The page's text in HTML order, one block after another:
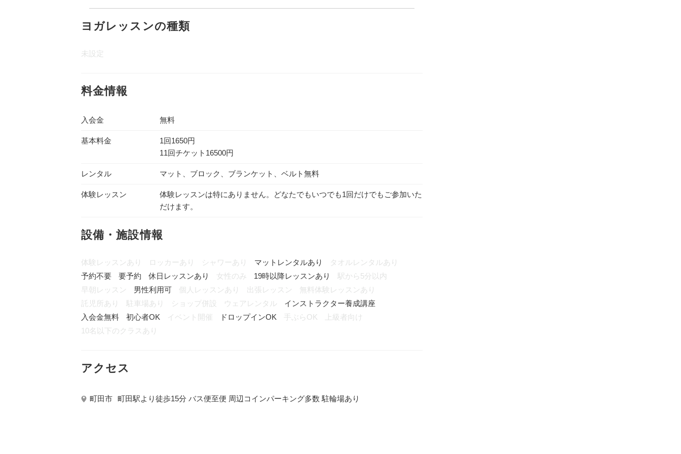
ヨガレッスンの種類
未設定
料金情報
入会金 無料
基本料金
1回1650円
11回チケット16500円
レンタル マット、ブロック、ブランケット、ベルト無料
体験レッスン
体験レッスンは特にありません。どなたでもいつでも1回だけでもご参加いた
だけます。
設備・施設情報
体験レッスンあり ロッカーあり シャワーあり マットレンタルあり
タオルレンタルあり
予約不要
要予約 休日レッスンあり 女性のみ 19時以降レッスンあり
駅から5分以内
早朝レッスン
男性利用可 個人レッスンあり 出張レッスン
無料体験レッスンあり
託児所あり
駐車場あり ショップ併設 ウェアレンタル
インストラクター養成講座
入会金無料
初心者OK イベント開催 ドロップインOK 手ぶらOK
上級者向け
10名以下のクラスあり
アクセス
町田市 町田駅より徒歩15分 バス便至便 周辺コインパーキング多数 駐輪場あり